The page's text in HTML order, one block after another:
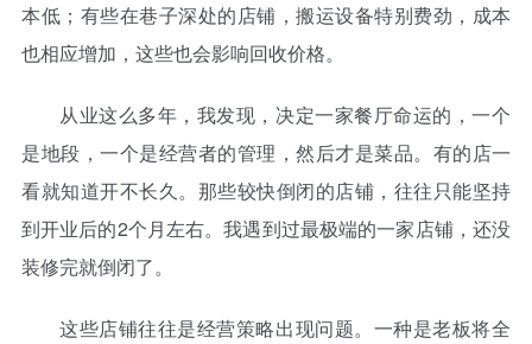
本低；有些在巷子深处的店铺，搬运设备特别费劲，成本
也相应增加，这些也会影响回收价格。
从业这么多年，我发现，决定一家餐厅命运的，一个
是地段，一个是经营者的管理，然后才是菜品。有的店一
看就知道开不长久。那些较快倒闭的店铺，往往只能坚持
到开业后的2个月左右。我遇到过最极端的一家店铺，还没
装修完就倒闭了。
这些店铺往往是经营策略出现问题。一种是老板将全